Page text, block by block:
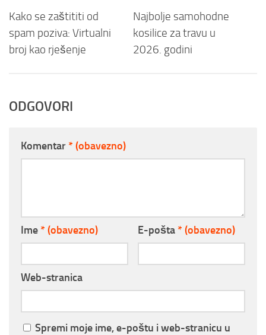
Kako se zaštititi od
spam poziva: Virtualni
broj kao rješenje
Najbolje samohodne
kosilice za travu u
2026. godini
ODGOVORI
Komentar * (obavezno)
Ime * (obavezno) E-pošta * (obavezno)
Web-stranica
Spremi moje ime, e-poštu i web-stranicu u